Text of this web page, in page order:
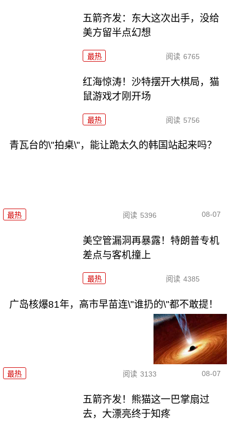
五箭齐发：东大这次出手，没给
美方留半点幻想
最热 阅读 6765
红海惊涛！沙特摆开大棋局，猫
鼠游戏才刚开场
最热 阅读 5756
青瓦台的\"拍桌\"，能让跪太久的韩国站起来吗？
最热 阅读 5396 08-07
美空管漏洞再暴露！特朗普专机
差点与客机撞上
最热 阅读 4385
广岛核爆81年，高市早苗连\"谁扔的\"都不敢提！
最热 阅读 3133 08-07
五箭齐发！熊猫这一巴掌扇过
去，大漂亮终于知疼